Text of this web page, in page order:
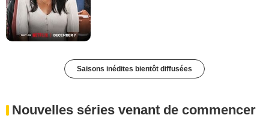
Saisons inédites bientôt diffusées
Nouvelles séries venant de commencer